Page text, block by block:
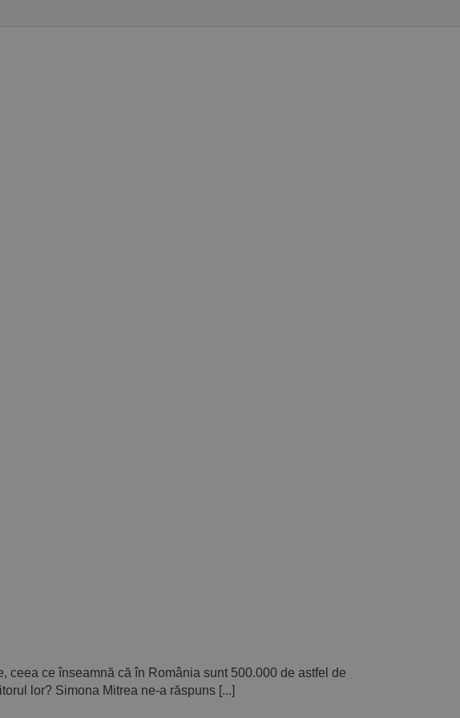
ce înseamnă că în România sunt 500.000 de astfel de
lor? Simona Mitrea ne-a răspuns [...]